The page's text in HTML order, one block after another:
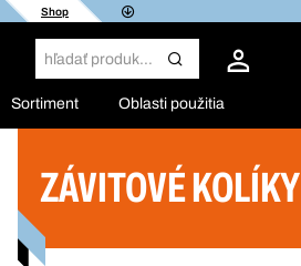
Shop
Sortiment Oblasti použitia
ZÁVITOVÉ KOLÍKY
Filter